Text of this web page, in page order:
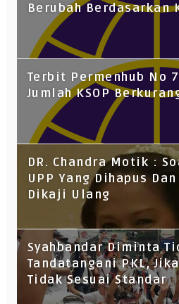
Berubah Berdasarkan
Terbit Permenhub No
Jumlah KSOP
DR. Chandra Motik :
UPP Yang Dihapus
Dikaji Ulang
Syahbandar Diminta
Tandatangani PKL,
Tidak Sesuai Standar